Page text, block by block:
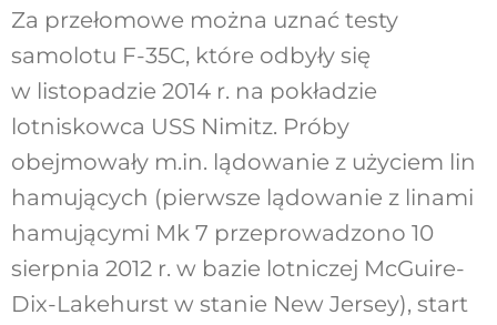
Za przełomowe można uznać testy
samolotu F-35C, które odbyły się
w listopadzie 2014 r. na pokładzie
lotniskowca USS Nimitz. Próby
obejmowały m.in. lądowanie z użyciem lin
hamujących (pierwsze lądowanie z linami
hamującymi Mk 7 przeprowadzono 10
sierpnia 2012 r. w bazie lotniczej McGuire-
Dix-Lakehurst w stanie New Jersey), start